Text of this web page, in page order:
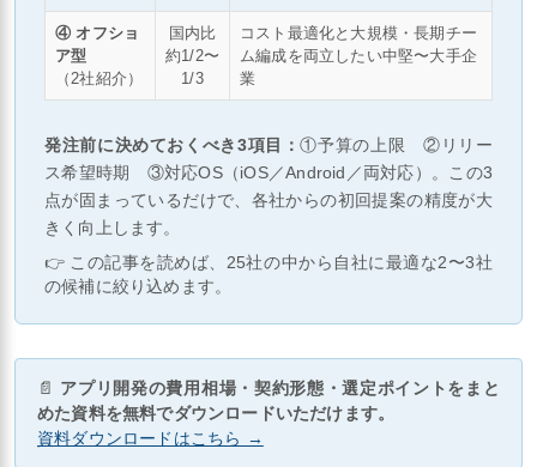
④ オフショ
ア型
（2社紹介）
国内比
約1/2〜
1/3
コスト最適化と大規模・長期チー
ム編成を両立したい中堅〜大手企
業
発注前に決めておくべき3項目：①予算の上限 ②リリー
ス希望時期 ③対応OS（iOS／Android／両対応）。この3
点が固まっているだけで、各社からの初回提案の精度が大
きく向上します。
👉 この記事を読めば、25社の中から自社に最適な2〜3社
の候補に絞り込めます。
📄 アプリ開発の費用相場・契約形態・選定ポイントをまと
めた資料を無料でダウンロードいただけます。
資料ダウンロードはこちら →